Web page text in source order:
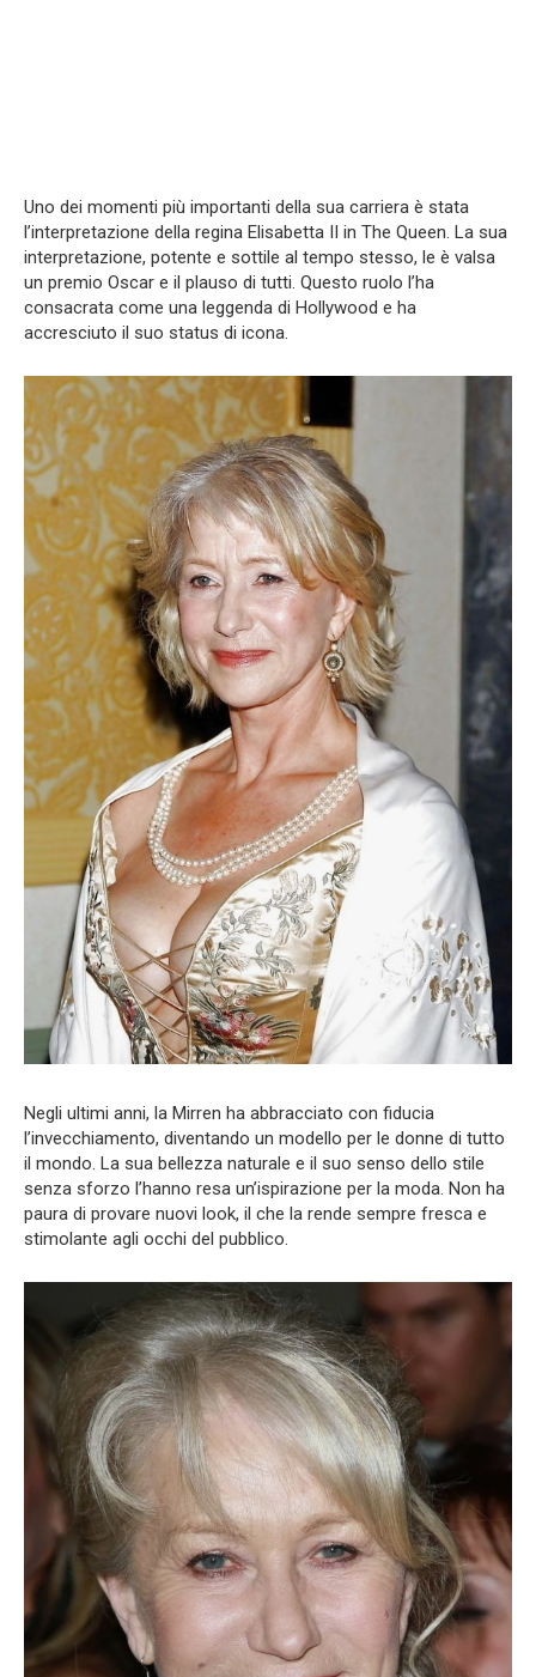
Uno dei momenti più importanti della sua carriera è stata
l’interpretazione della regina Elisabetta II in The Queen. La sua
interpretazione, potente e sottile al tempo stesso, le è valsa
un premio Oscar e il plauso di tutti. Questo ruolo l’ha
consacrata come una leggenda di Hollywood e ha
accresciuto il suo status di icona.
Negli ultimi anni, la Mirren ha abbracciato con fiducia
l’invecchiamento, diventando un modello per le donne di tutto
il mondo. La sua bellezza naturale e il suo senso dello stile
senza sforzo l’hanno resa un’ispirazione per la moda. Non ha
paura di provare nuovi look, il che la rende sempre fresca e
stimolante agli occhi del pubblico.